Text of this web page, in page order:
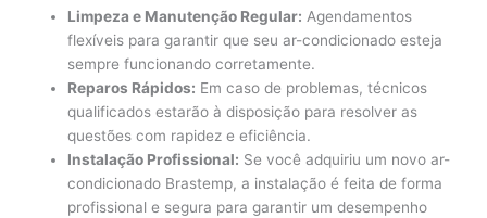
Limpeza e Manutenção Regular: Agendamentos
flexíveis para garantir que seu ar-condicionado esteja
sempre funcionando corretamente.
Reparos Rápidos: Em caso de problemas, técnicos
qualificados estarão à disposição para resolver as
questões com rapidez e eficiência.
Instalação Profissional: Se você adquiriu um novo ar-
condicionado Brastemp, a instalação é feita de forma
profissional e segura para garantir um desempenho